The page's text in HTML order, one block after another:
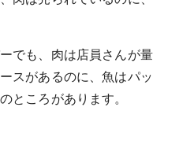
でも、肉は店員さんが量
スがあるのに、魚はパッ
ところがあります。